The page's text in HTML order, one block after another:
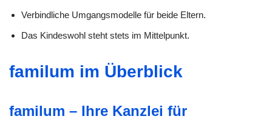
Verbindliche Umgangsmodelle für beide Eltern.
Das Kindeswohl steht stets im Mittelpunkt.
familum im Überblick
familum – Ihre Kanzlei für